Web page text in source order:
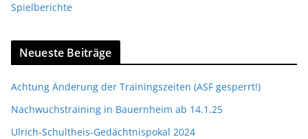
Spielberichte
Neueste Beiträge
Achtung Änderung der Trainingszeiten (ASF gesperrt!)
Nachwuchstraining in Bauernheim ab 14.1.25
Ulrich-Schultheis-Gedächtnispokal 2024